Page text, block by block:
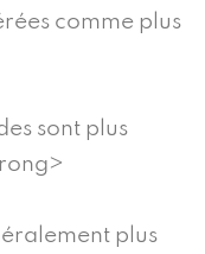
comme plus
sont plus
plus